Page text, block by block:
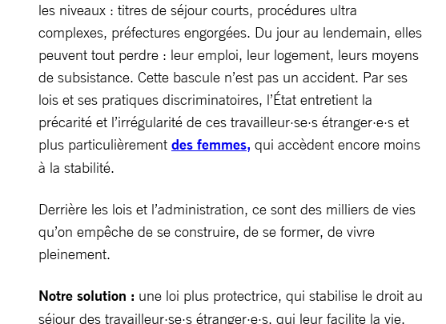
les niveaux : titres de séjour courts, procédures ultra
complexes, préfectures engorgées. Du jour au lendemain, elles
peuvent tout perdre : leur emploi, leur logement, leurs moyens
de subsistance. Cette bascule n’est pas un accident. Par ses
lois et ses pratiques discriminatoires, l’État entretient la
précarité et l’irrégularité de ces travailleur·se·s étranger·e·s et
plus particulièrement des femmes, qui accèdent encore moins
à la stabilité.
Derrière les lois et l’administration, ce sont des milliers de vies
qu’on empêche de se construire, de se former, de vivre
pleinement.
Notre solution : une loi plus protectrice, qui stabilise le droit au
séjour des travailleur·se·s étranger·e·s, qui leur facilite la vie,